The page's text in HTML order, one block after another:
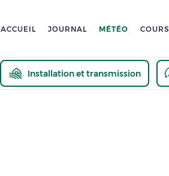
ACCUEIL JOURNAL MÉTÉO COURS
Installation et transmission